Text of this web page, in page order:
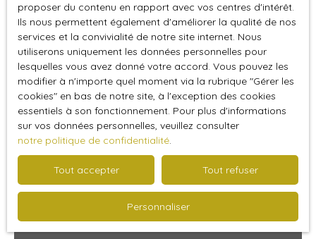
Pertinence
Trier par Créer une alerte
Vendu
Vendu
proposer du contenu en rapport avec vos centres d'intérêt.
Ils nous permettent également d'améliorer la qualité de nos
services et la convivialité de notre site internet. Nous
utiliserons uniquement les données personnelles pour
lesquelles vous avez donné votre accord. Vous pouvez les
modifier à n'importe quel moment via la rubrique ″Gérer les
cookies″ en bas de notre site, à l'exception des cookies
essentiels à son fonctionnement. Pour plus d'informations
sur vos données personnelles, veuillez consulter
notre politique de confidentialité.
Tout accepter Tout refuser
Personnaliser